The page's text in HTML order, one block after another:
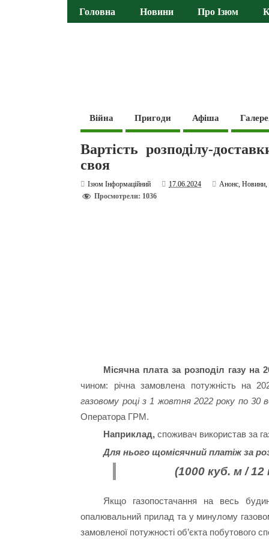
Головна Новини Про Ізюм
Війна Пригоди Афіша
Вартість розподілу-
своя
Ізюм Інформаційний 17.06.2024 Анонс,Новини,
Просмотрели: 1036
Місячна плата за розподіл газу на
чином: річна замовлена потужність на
газовому році з 1 жовтня 2022 року по 30
Оператора ГРМ.
Наприклад,споживач використав за
Для нього щомісячний платіж за
(1000 куб. м / 12
Якщо газопостачання на весь
опалювальний прилад та у минулому
замовленої потужності об’єкта побутового